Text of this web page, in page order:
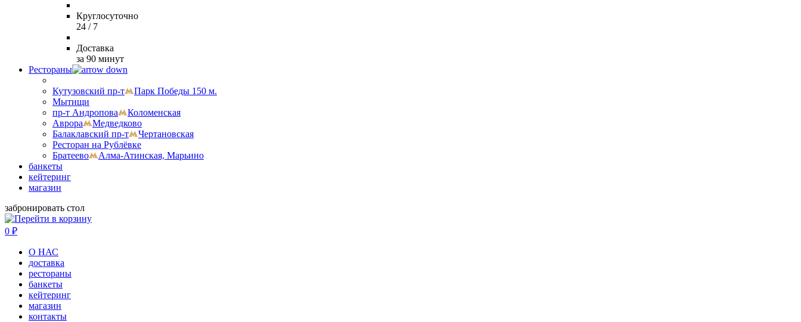
Круглосуточно
24 / 7
Доставка
за 90 минут
Рестораны
Кутузовский пр-т
Парк Победы 150 м.
Мытищи
пр-т Андропова
Коломенская
Аврора
Медведково
Балаклавский пр-т
Чертановская
Ресторан на Рублёвке
Братеево
Алма-Атинская, Марьино
банкеты
кейтеринг
магазин
забронировать стол
0 ₽
О НАС
доставка
рестораны
банкеты
кейтеринг
магазин
контакты